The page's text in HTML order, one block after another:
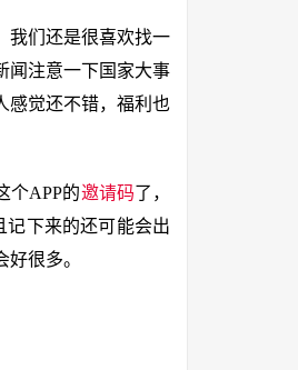
我们还是很喜欢找一
闻注意一下国家大事
感觉还不错，福利也
个APP的邀请码了，
记下来的还可能会出
很多。